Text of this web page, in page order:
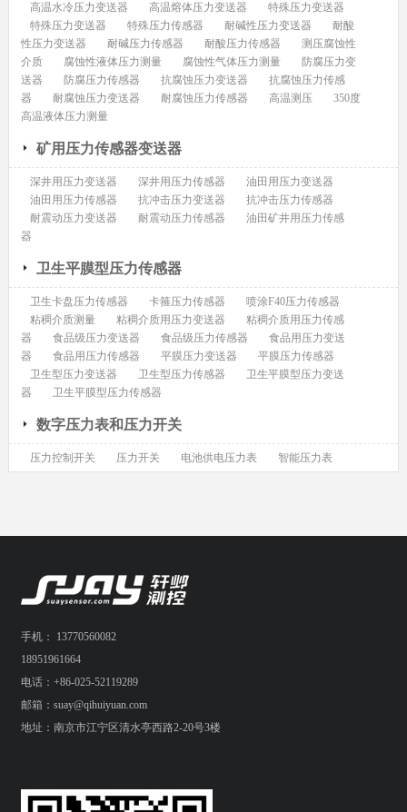
高温水冷压力变送器 高温熔体压力变送器
特殊压力变送器
特殊压力变送器
特殊压力传感器 耐碱性压力变送器
耐酸
性压力变送器
耐碱压力传感器 耐酸压力传感器
测压腐蚀性
介质
腐蚀性液体压力测量 腐蚀性气体压力测量
防腐压力变
送器
防腐压力传感器 抗腐蚀压力变送器
抗腐蚀压力传感
器
耐腐蚀压力变送器 耐腐蚀压力传感器 高温测压
350度
高温液体压力测量
矿用压力传感器变送器
深井用压力变送器 深井用压力传感器
油田用压力变送器
油田用压力传感器
抗冲击压力变送器
抗冲击压力传感器
耐震动压力变送器
耐震动压力传感器
油田矿井用压力传感
器
卫生平膜型压力传感器
卫生卡盘压力传感器 卡箍压力传感器
喷涂F40压力传感器
粘稠介质测量
粘稠介质用压力变送器
粘稠介质用压力传感
器
食品级压力变送器 食品级压力传感器
食品用压力变送
器
食品用压力传感器 平膜压力变送器
平膜压力传感器
卫生型压力变送器
卫生型压力传感器
卫生平膜型压力变送
器
卫生平膜型压力传感器
数字压力表和压力开关
压力控制开关 压力开关 电池供电压力表 智能压力表
手机： 13770560082
18951961664
电话：+86-025-52119289
邮箱：suay@qihuiyuan.com
地址：南京市江宁区清水亭西路2-20号3楼